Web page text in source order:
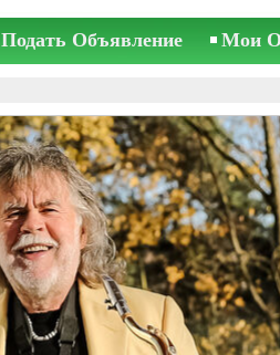
Подать Объявление Мои